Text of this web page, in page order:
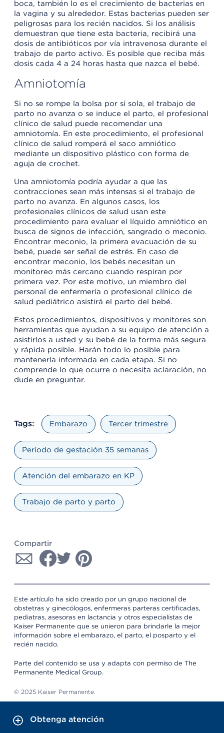
boca, también lo es el crecimiento de bacterias en
la vagina y su alrededor. Estas bacterias pueden ser
peligrosas para los recién nacidos. Si los análisis
demuestran que tiene esta bacteria, recibirá una
dosis de antibióticos por vía intravenosa durante el
trabajo de parto activo. Es posible que reciba más
dosis cada 4 a 24 horas hasta que nazca el bebé.
Amniotomía
Si no se rompe la bolsa por sí sola, el trabajo de
parto no avanza o se induce el parto, el profesional
clínico de salud puede recomendar una
amniotomía. En este procedimiento, el profesional
clínico de salud romperá el saco amniótico
mediante un dispositivo plástico con forma de
aguja de crochet.
Una amniotomía podría ayudar a que las
contracciones sean más intensas si el trabajo de
parto no avanza. En algunos casos, los
profesionales clínicos de salud usan este
procedimiento para evaluar el líquido amniótico en
busca de signos de infección, sangrado o meconio.
Encontrar meconio, la primera evacuación de su
bebé, puede ser señal de estrés. En caso de
encontrar meconio, los bebés necesitan un
monitoreo más cercano cuando respiran por
primera vez. Por este motivo, un miembro del
personal de enfermería o profesional clínico de
salud pediátrico asistirá el parto del bebé.
Estos procedimientos, dispositivos y monitores son
herramientas que ayudan a su equipo de atención a
asistirlos a usted y su bebé de la forma más segura
y rápida posible. Harán todo lo posible para
mantenerla informada en cada etapa. Si no
comprende lo que ocurre o necesita aclaración, no
dude en preguntar.
Tags: Embarazo Tercer trimestre
Período de gestación 35 semanas
Atención del embarazo en KP
Trabajo de parto y parto
Compartir
Este artículo ha sido creado por un grupo nacional de
obstetras y ginecólogos, enfermeras parteras certificadas,
pediatras, asesoras en lactancia y otros especialistas de
Kaiser Permanente que se unieron para brindarle la mejor
información sobre el embarazo, el parto, el posparto y el
recién nacido.
Parte del contenido se usa y adapta con permiso de The
Permanente Medical Group.
© 2025 Kaiser Permanente.
Obtenga atención